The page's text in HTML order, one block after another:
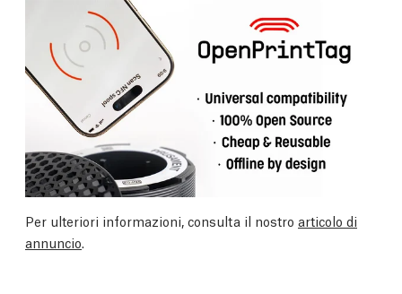
Per ulteriori informazioni, consulta il nostro articolo di
annuncio